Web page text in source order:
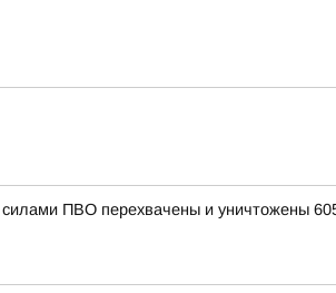
ПВО перехвачены и уничтожены